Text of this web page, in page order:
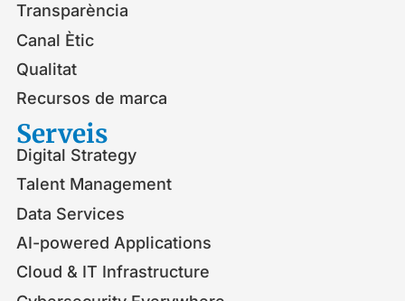
Transparència
Canal Ètic
Qualitat
Recursos de marca
Serveis​
Digital Strategy
Talent Management
Data Services
AI-powered Applications
Cloud & IT Infrastructure